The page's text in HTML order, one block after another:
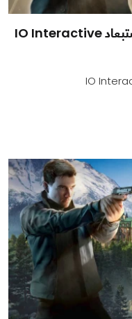
Amazon تنفي ضمنيًا شائعات استبعاد IO Interactive